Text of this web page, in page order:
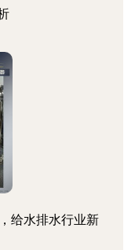
给水排水行业新